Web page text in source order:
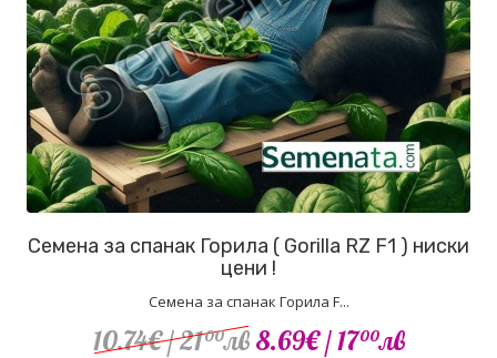
Семена за спанак Горила ( Gorilla RZ F1 ) ниски
цени !
Семена за спанак Горила F...
10.74€/ 2100лв 8.69€/ 1700лв